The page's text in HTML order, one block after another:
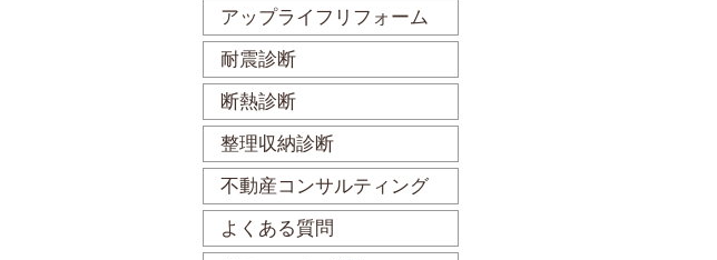
アップライフリフォーム
耐震診断
断熱診断
整理収納診断
不動産コンサルティング
よくある質問